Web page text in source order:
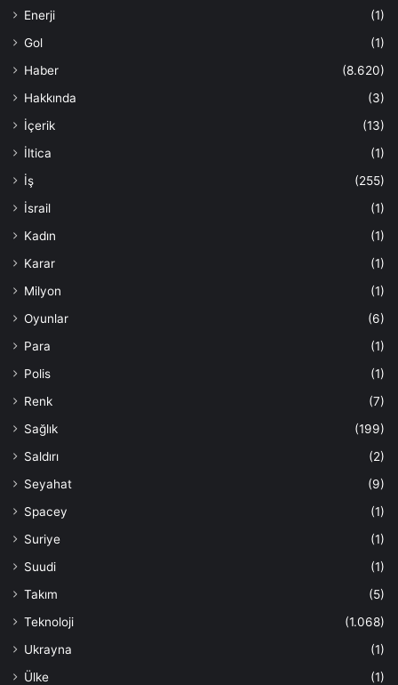
Enerji
(1)
Gol
(1)
Haber
(8.620)
Hakkında
(3)
İçerik
(13)
İltica
(1)
İş
(255)
İsrail
(1)
Kadın
(1)
Karar
(1)
Milyon
(1)
Oyunlar
(6)
Para
(1)
Polis
(1)
Renk
(7)
Sağlık
(199)
Saldırı
(2)
Seyahat
(9)
Spacey
(1)
Suriye
(1)
Suudi
(1)
Takım
(5)
Teknoloji
(1.068)
Ukrayna
(1)
Ülke
(1)